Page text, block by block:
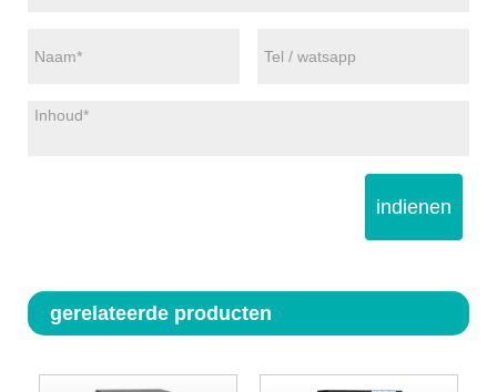
indienen
gerelateerde producten